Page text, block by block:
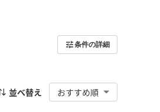
条件の詳細
並べ替え おすすめ順